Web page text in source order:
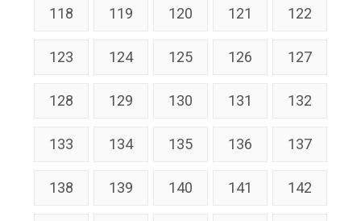
118 119 120 121 122
123 124 125 126 127
128 129 130 131 132
133 134 135 136 137
138 139 140 141 142